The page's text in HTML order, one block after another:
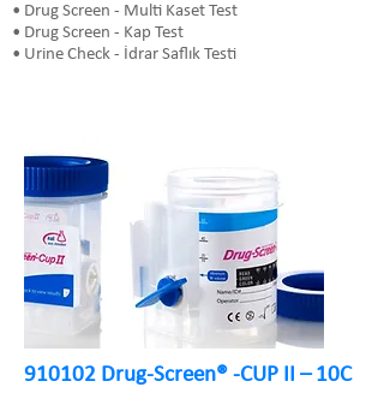
• Drug Screen - Multi Kaset Test
• Drug Screen - Kap Test
• Urine Check - İdrar Saflık Testi
910102 Drug-Screen® -CUP II – 10C